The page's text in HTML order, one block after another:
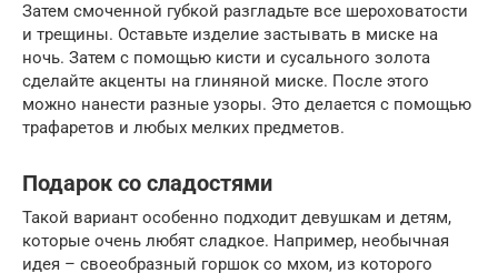
Затем смоченной губкой разгладьте все шероховатости
и трещины. Оставьте изделие застывать в миске на
ночь. Затем с помощью кисти и сусального золота
сделайте акценты на глиняной миске. После этого
можно нанести разные узоры. Это делается с помощью
трафаретов и любых мелких предметов.
Подарок со сладостями
Такой вариант особенно подходит девушкам и детям,
которые очень любят сладкое. Например, необычная
идея – своеобразный горшок со мхом, из которого